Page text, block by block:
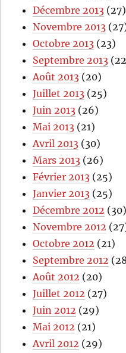
Décembre 2013 (27)
Novembre 2013
Octobre 2013 (23)
Septembre 2013
Août 2013 (20)
Juillet 2013 (25)
Juin 2013 (26)
Mai 2013 (21)
Avril 2013 (30)
Mars 2013 (26)
Février 2013 (25)
Janvier 2013 (25)
Décembre 2012 (30)
Novembre 2012
Octobre 2012 (21)
Septembre 2012
Août 2012 (20)
Juillet 2012 (27)
Juin 2012 (29)
Mai 2012 (21)
Avril 2012 (29)